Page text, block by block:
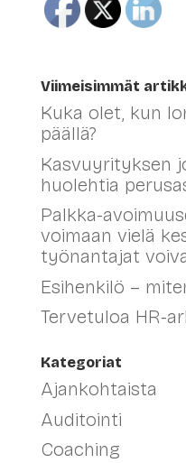
Viimeisimmät
Kuka olet, kun
päällä?
Kasvuyrityksen
huolehtia
Palkka-
voimaan vielä
työnantajat
Esihenkilö –
Tervetuloa HR-
Kategoriat
Ajankohtaista
Auditointi
Coaching